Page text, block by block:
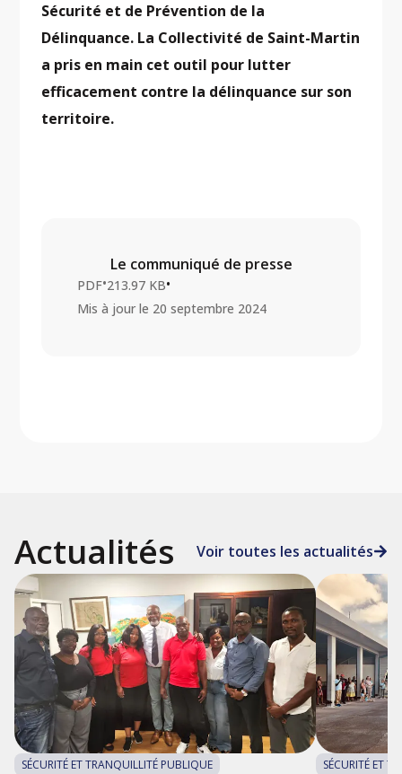
Sécurité et de Prévention de la
Délinquance. La Collectivité de Saint-Martin
a pris en main cet outil pour lutter
efficacement contre la délinquance sur son
territoire.
Le communiqué de presse
PDF•213.97 KB•
Mis à jour le 20 septembre 2024
Actualités Voir toutes les actualités
SÉCURITÉ ET TRANQUILLITÉ PUBLIQUE SÉCURITÉ ET